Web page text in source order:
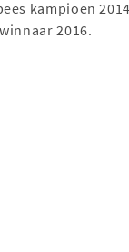
kampioen
2016.